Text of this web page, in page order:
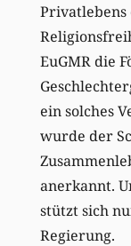
Privatlebens
EuGMR die
ein solches
wurde der
anerkannt.
stützt sich
Regierung.